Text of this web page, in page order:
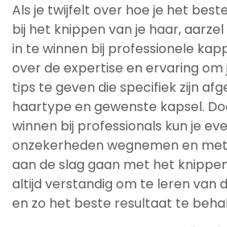
Als je twijfelt over hoe je het
bij het knippen van je haar,
in te winnen bij professionele
over de expertise en ervaring
tips te geven die specifiek zijn
haartype en gewenste kapsel.
winnen bij professionals kun je
onzekerheden wegnemen en
aan de slag gaan met het
altijd verstandig om te leren van
en zo het beste resultaat te